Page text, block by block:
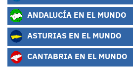
ANDALUCÍA EN EL MUNDO
ASTURIAS EN EL MUNDO
CANTABRIA EN EL MUNDO